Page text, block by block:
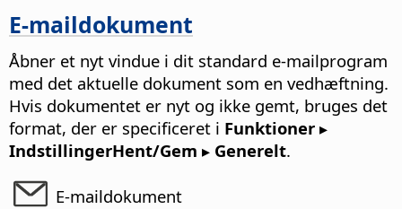
E-maildokument
Åbner et nyt vindue i dit standard e-mailprogram
med det aktuelle dokument som en vedhæftning.
Hvis dokumentet er nyt og ikke gemt, bruges det
format, der er specificeret i Funktioner ▸
IndstillingerHent/Gem ▸ Generelt.
E-maildokument